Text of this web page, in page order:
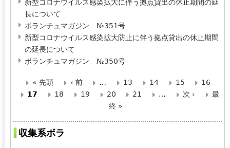
新型コロナウイルス感染拡大に伴う拠点貸出の休止期間の延
長について
ボランチュマガジン №351号
新型コロナウイルス感染拡大防止に伴う拠点貸出の休止期間
の延長について
ボランチュマガジン №350号
ペ
ジ
« 先頭 ‹ 前 … 13 14 15
16
17
18 19 20 21 … 次 ›
最
終 »
収集系ボラ